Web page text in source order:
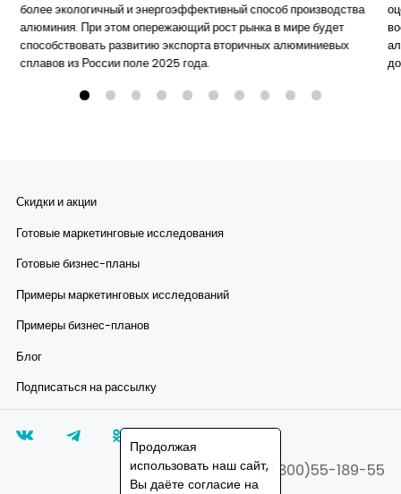
более экологичный и энергоэффективный способ производства
алюминия. При этом опережающий рост рынка в мире будет
способствовать развитию экспорта вторичных алюминиевых
сплавов из России поле 2025 года.
Скидки и акции
Готовые маркетинговые исследования
Готовые бизнес-планы
Примеры маркетинговых исследований
Примеры бизнес-планов
Блог
Подписаться на рассылку
8(800)55-189-55
Продолжая
использовать наш сайт,
Вы даёте согласие на